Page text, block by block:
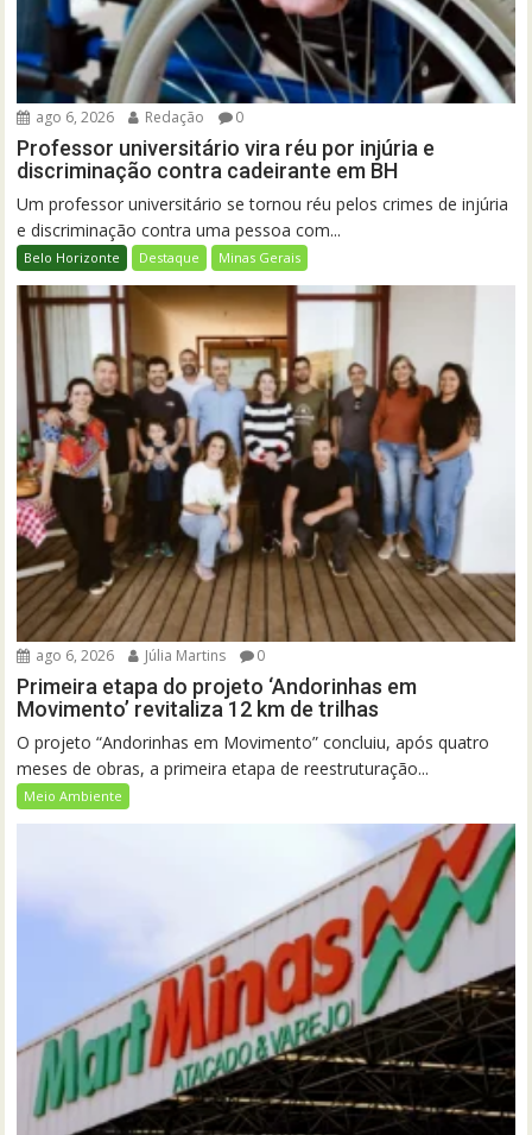
ago 6, 2026 Redação 0
Professor universitário vira réu por injúria e
discriminação contra cadeirante em BH
Um professor universitário se tornou réu pelos crimes de injúria
e discriminação contra uma pessoa com...
Belo Horizonte Destaque Minas Gerais
ago 6, 2026 Júlia Martins 0
Primeira etapa do projeto ‘Andorinhas em
Movimento’ revitaliza 12 km de trilhas
O projeto “Andorinhas em Movimento” concluiu, após quatro
meses de obras, a primeira etapa de reestruturação...
Meio Ambiente